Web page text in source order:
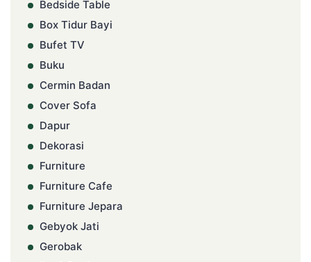
Bedside Table
Box Tidur Bayi
Bufet TV
Buku
Cermin Badan
Cover Sofa
Dapur
Dekorasi
Furniture
Furniture Cafe
Furniture Jepara
Gebyok Jati
Gerobak